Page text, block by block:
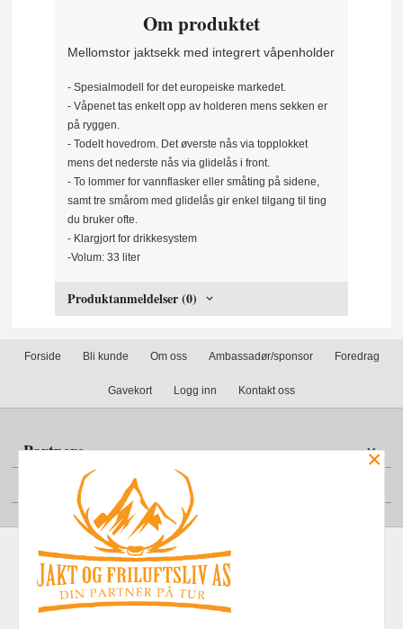
Om produktet
Mellomstor jaktsekk med integrert våpenholder
- Spesialmodell for det europeiske markedet.
- Våpenet tas enkelt opp av holderen mens sekken er
på ryggen.
- Todelt hovedrom. Det øverste nås via topplokket
mens det nederste nås via glidelås i front.
- To lommer for vannflasker eller småting på sidene,
samt tre smårom med glidelås gir enkel tilgang til ting
du bruker ofte.
- Klargjort for drikkesystem
-Volum: 33 liter
Produktanmeldelser (0)
Forside Bli kunde Om oss Ambassadør/sponsor Foredrag
Gavekort Logg inn Kontakt oss
Partnere
Din konto
Frakt Kjøpsbetingelser Sikkerhet og personvern
×